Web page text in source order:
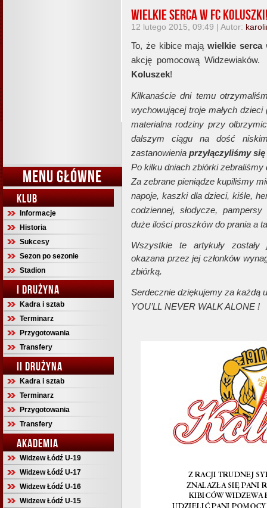
MENU GŁÓWNE
KLUB
Informacje
Historia
Sukcesy
Sezon po sezonie
Stadion
I DRUŻYNA
Kadra i sztab
Terminarz
Przygotowania
Transfery
II DRUŻYNA
Kadra i sztab
Terminarz
Przygotowania
Transfery
AKADEMIA
Widzew Łódź U-19
Widzew Łódź U-17
Widzew Łódź U-16
Widzew Łódź U-15
Wielkie serca w FC
12 lutego 2015, 09:49 | Autor:
To, że kibice mająwielkie serca
akcję pomocową
Koluszek!
Kilkanaście dni temu
wychowującej troje małych
materialna rodziny przy
dalszym ciągu na dość
zastanowienia przyłączyliśmy
Po kilku dniach zbiórki zebraliśmy
Za zebrane pieniądze kupiliśmy
napoje, kaszki dla dzieci, kiśle,
codziennej, słodycze,
duże ilości proszków do prania a
Wszystkie te artykuły
okazana przez jej członków
zbiórką.
Serdecznie dziękujemy za każdą
YOU’LL NEVER WALK ALONE !